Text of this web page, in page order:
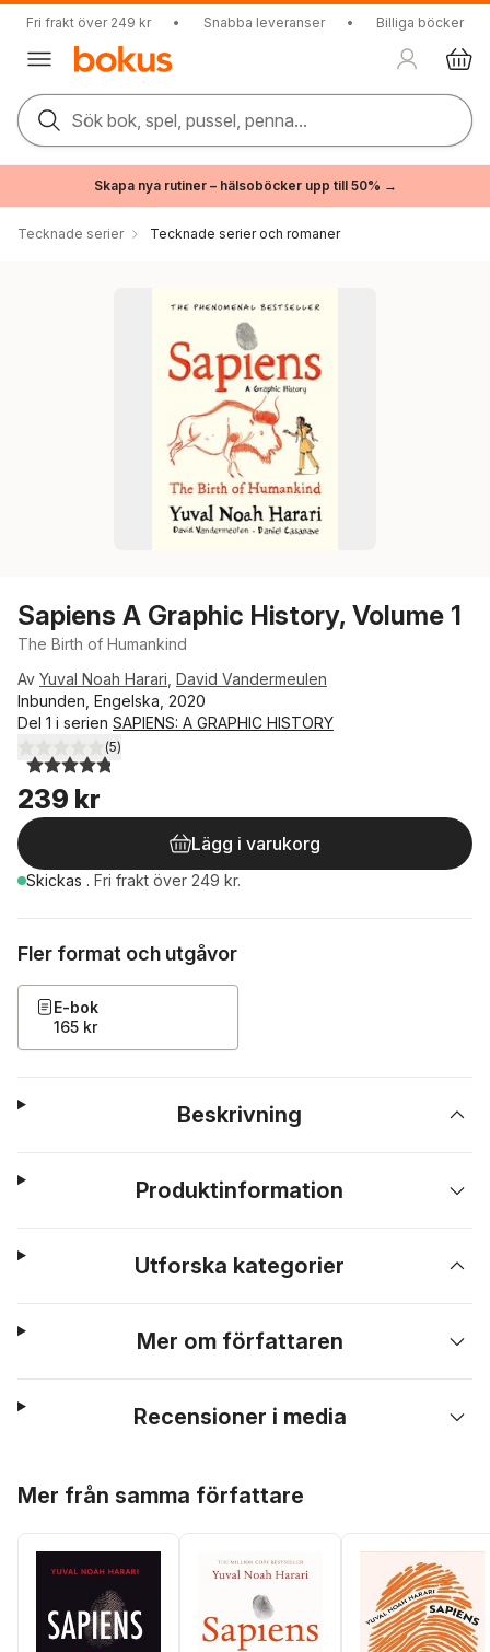
Fri frakt över 249 kr • Snabba leveranser • Billiga böcker
Sök bok, spel, pussel, penna...
Skapa nya rutiner – hälsoböcker upp till 50% →
Tecknade serier Tecknade serier och romaner
Sapiens A Graphic History, Volume 1
The Birth of Humankind
Av Yuval Noah Harari David Vandermeulen
Inbunden, Engelska, 2020
Del 1 i serien SAPIENS: A GRAPHIC HISTORY
4,8utav 5 stjärnor. Totalt antal röster:
(5)
239 kr
Lägg i varukorg
Skickas . Fri frakt över 249 kr.
Fler format och utgåvor
E-bok
165 kr
Beskrivning
Produktinformation
Utforska kategorier
Mer om författaren
Recensioner i media
Mer från samma författare